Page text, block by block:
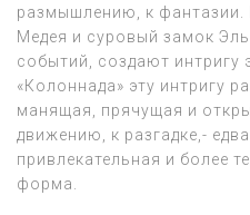
размышлению, к фантазии.
Медея и суровый замок
событий, создают интригу
«Колоннада» эту интригу
манящая, прячущая и
движению, к разгадке,-
привлекательная и более
форма.